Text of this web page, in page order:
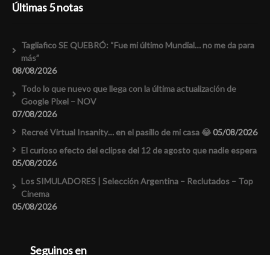
Últimas 5 notas
Tagliafico SE QUEBRÓ: “Fue mi último Mundial… no me da para
más”
08/08/2026
Todo lo que nuevo que llega con la última actualización de
Google Pixel – NOV
07/08/2026
Recreé Virtual Insanity… en el pasillo de mi casa 😂05/08/2026
El curioso efecto del eclipse del 12 de agosto que nadie espera
05/08/2026
Los SIMULADORES | Selección Argentina – Reclutados – Top
Cinema
05/08/2026
Seguinos en